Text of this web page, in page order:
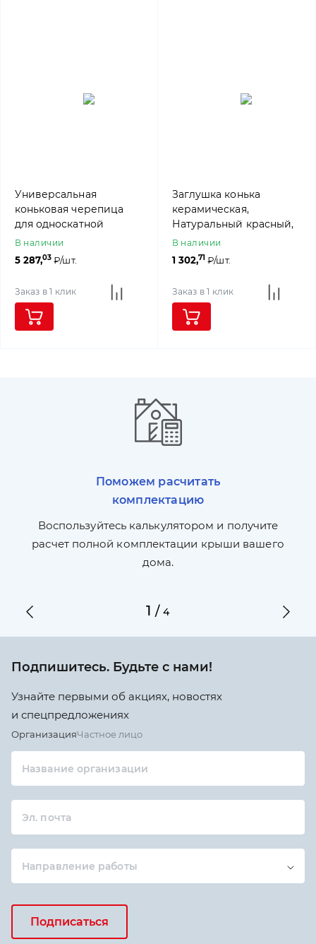
Универсальная
коньковая черепица
для односкатной
крыши, Натуральный
красный, ABC
В наличии
5 287,03₽/шт.
Заказ в 1 клик
Заглушка конька
керамическая,
Натуральный красный,
ABC
В наличии
1 302,71₽/шт.
Заказ в 1 клик
Поможем расчитать
комплектацию
Воспользуйтесь калькулятором и получите
расчет полной комплектации крыши вашего
дома.
1 /4
Подпишитесь. Будьте с нами!
Узнайте первыми об акциях, новостях
и спецпредложениях
ОрганизацияЧастное лицо
Название организации
Эл. почта
Направление работы
Подписаться